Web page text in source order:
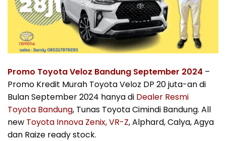
Promo Toyota Veloz Bandung September 2024 –
Promo Kredit Murah Toyota Veloz DP 20 juta-an di
Bulan September 2024 hanya di Dealer Resmi
Toyota Bandung, Tunas Toyota Cimindi Bandung. All
new Toyota Innova Zenix, VR-Z, Alphard, Calya, Agya
dan Raize ready stock.